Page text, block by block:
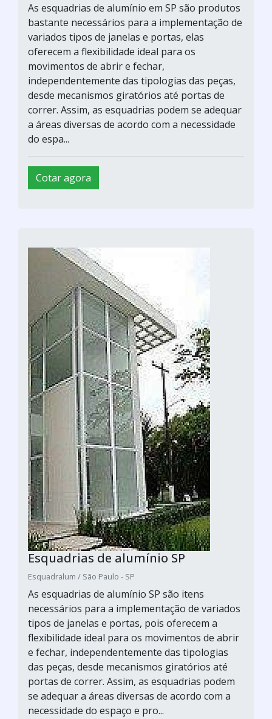
As esquadrias de alumínio em SP são produtos
bastante necessários para a implementação de
variados tipos de janelas e portas, elas
oferecem a flexibilidade ideal para os
movimentos de abrir e fechar,
independentemente das tipologias das peças,
desde mecanismos giratórios até portas de
correr. Assim, as esquadrias podem se adequar
a áreas diversas de acordo com a necessidade
do espa...
Cotar agora
Esquadrias de alumínio SP
Esquadralum / São Paulo - SP
As esquadrias de alumínio SP são itens
necessários para a implementação de variados
tipos de janelas e portas, pois oferecem a
flexibilidade ideal para os movimentos de abrir
e fechar, independentemente das tipologias
das peças, desde mecanismos giratórios até
portas de correr. Assim, as esquadrias podem
se adequar a áreas diversas de acordo com a
necessidade do espaço e pro...